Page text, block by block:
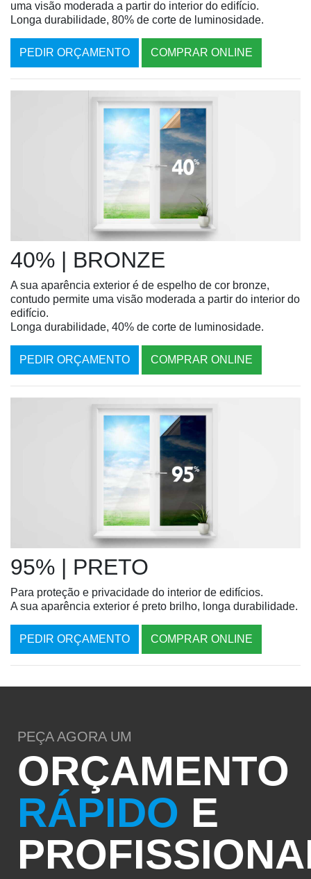
uma visão moderada a partir do interior do edifício.
Longa durabilidade, 80% de corte de luminosidade.
PEDIR ORÇAMENTO COMPRAR ONLINE
40% | BRONZE
A sua aparência exterior é de espelho de cor bronze,
contudo permite uma visão moderada a partir do interior do
edifício.
Longa durabilidade, 40% de corte de luminosidade.
PEDIR ORÇAMENTO COMPRAR ONLINE
95% | PRETO
Para proteção e privacidade do interior de edifícios.
A sua aparência exterior é preto brilho, longa durabilidade.
PEDIR ORÇAMENTO COMPRAR ONLINE
PEÇA AGORA UM
ORÇAMENTO
RÁPIDO E